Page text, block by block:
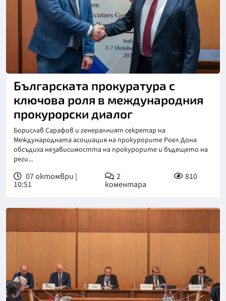
Снимка: ПРБ
Българската прокуратура с
ключова роля в международния
прокурорски диалог
Борислав Сарафов и генералният секретар на
Международната асоциация на прокурорите Роел Дона
обсъдиха независимостта на прокурорите и бъдещето на
реги...
07 октомври |
10:51
2
коментара
810